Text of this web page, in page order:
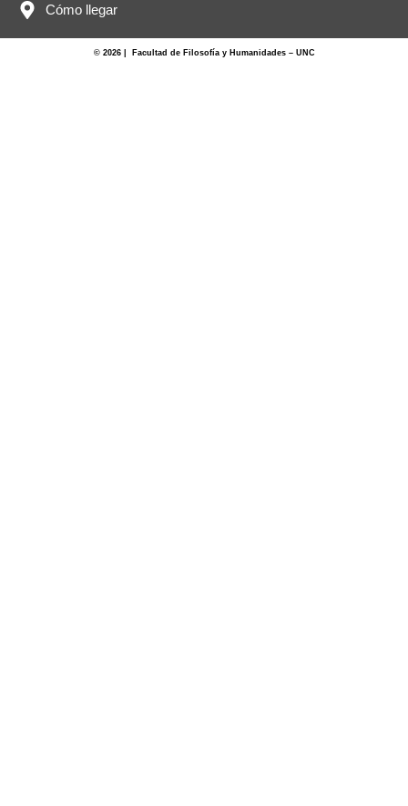
Cómo llegar
© 2026 | Facultad de Filosofía y Humanidades – UNC